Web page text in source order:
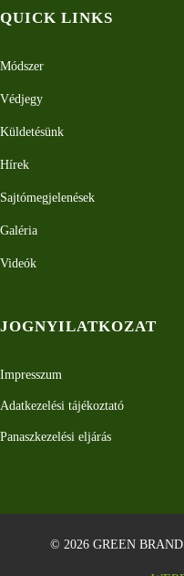
QUICK LINKS
Módszer
Védjegy
Küldetésünk
Hírek
Sajtómegjelenések
Galéria
Videók
JOGNYILATKOZAT
Impresszum
Adatkezelési tájékoztató
Panaszkezelési eljárás
© 2026 GREEN